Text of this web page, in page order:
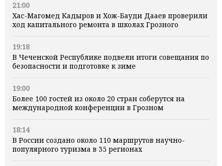
21:00
Хас-Магомед Кадыров и Хож-Бауди Дааев проверили
ход капитального ремонта в школах Грозного
19:18
В Чеченской Республике подвели итоги совещания по
безопасности и подготовке к зиме
19:00
Более 100 гостей из около 20 стран соберутся на
международной конференции в Грозном
18:14
В России создано около 110 маршрутов научно-
популярного туризма в 35 регионах